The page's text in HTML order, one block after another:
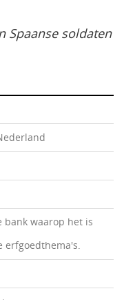
Spaanse soldaten
bank waarop het is
erfgoedthema's.